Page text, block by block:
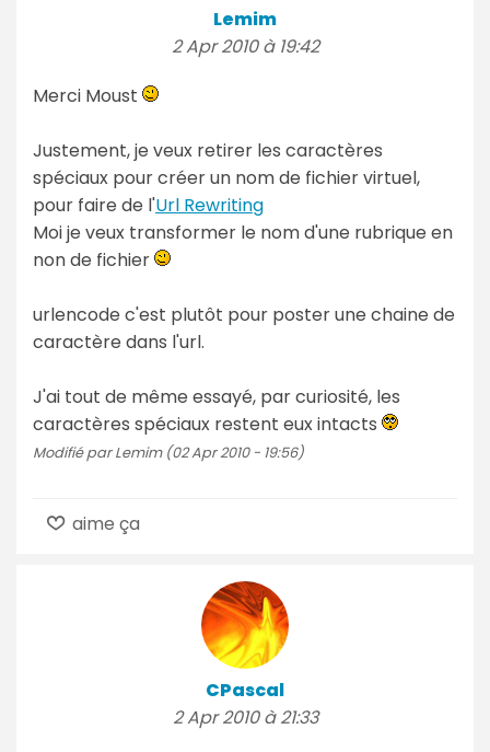
Lemim
2 Apr 2010 à 19:42
Merci Moust
Justement, je veux retirer les caractères
spéciaux pour créer un nom de fichier virtuel,
pour faire de l'Url Rewriting
Moi je veux transformer le nom d'une rubrique en
non de fichier
urlencode c'est plutôt pour poster une chaine de
caractère dans l'url.
J'ai tout de même essayé, par curiosité, les
caractères spéciaux restent eux intacts
Modifié par Lemim (02 Apr 2010 - 19:56)
aime ça
CPascal
2 Apr 2010 à 21:33